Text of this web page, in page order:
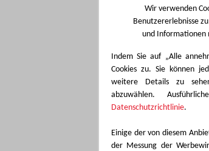
Wir verwenden
Benutzererlebnisse
und Informationen
Indem Sie auf „Alle
Cookies zu. Sie können
weitere Details zu
abzuwählen.
Datenschutzrichtlinie.
Einige der von diesem
der Messung der